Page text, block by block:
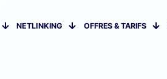
NETLINKING OFFRES & TARIFS